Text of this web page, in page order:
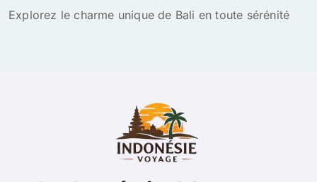
Explorez le charme unique de Bali en toute sérénité